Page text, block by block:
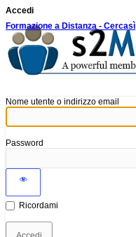
Accedi
Formazione a Distanza - Cercasì
Nome utente o indirizzo email
Password
Ricordami